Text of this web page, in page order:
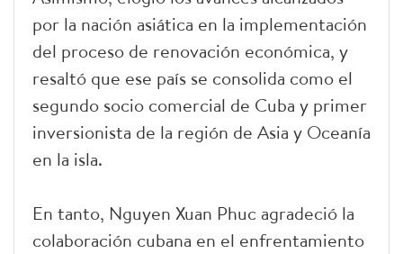
por la nación asiática en la implementación
del proceso de renovación económica, y
resaltó que ese país se consolida como el
segundo socio comercial de Cuba y primer
inversionista de la región de Asia y Oceanía
en la isla.
En tanto, Nguyen Xuan Phuc agradeció la
colaboración cubana en el enfrentamiento